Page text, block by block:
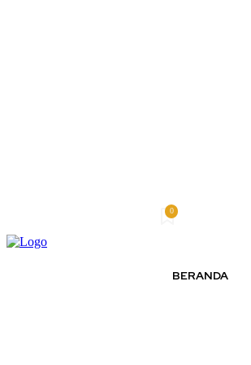
0
BERANDA